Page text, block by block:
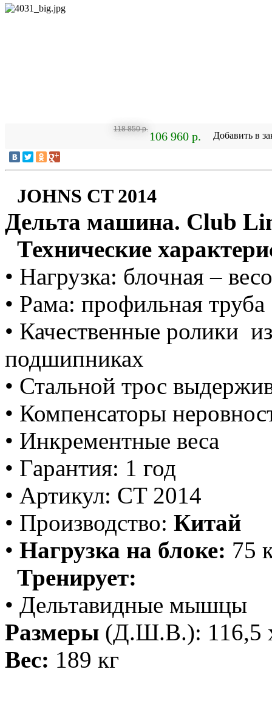
118 850 р.
106 960 р. Добавить в
JOHNS CT 2014
Дельта машина. Club
Технические
• Нагрузка: блочная –
• Рама: профильная
• Качественные ролики
подшипниках
• Стальной трос
• Компенсаторы
• Инкрементные веса
• Гарантия: 1 год
• Артикул: CT 2014
• Производство: Китай
• Нагрузка на блоке: 75
Тренирует:
• Дельтавидные мышцы
Размеры (Д.Ш.В.): 116,5
Вес: 189 кг